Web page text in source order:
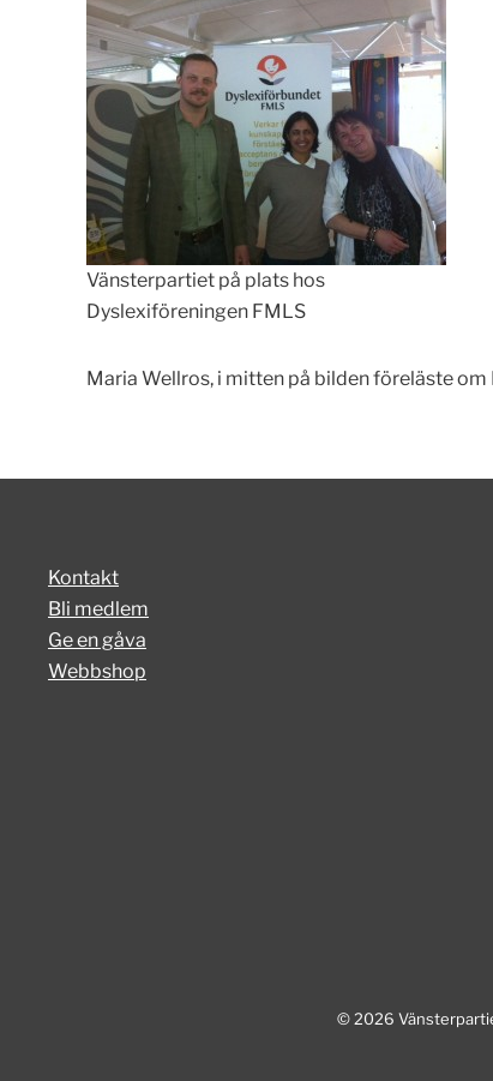
Vänsterpartiet på plats hos
Dyslexiföreningen FMLS
Maria Wellros, i mitten på bilden föreläste om
Kontakt
Bli medlem
Ge en gåva
Webbshop
© 2026